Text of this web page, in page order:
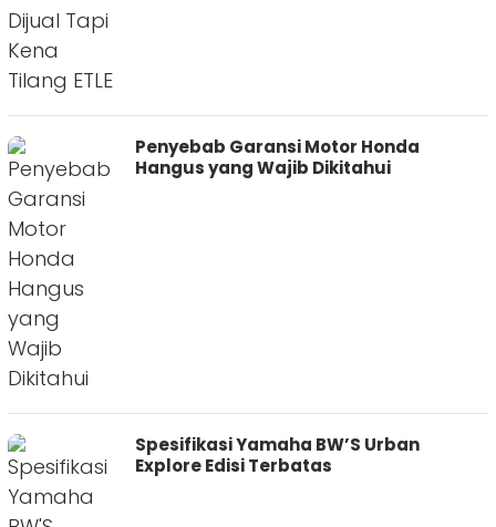
Penyebab Garansi Motor Honda
Hangus yang Wajib Dikitahui
Spesifikasi Yamaha BW’S Urban
Explore Edisi Terbatas